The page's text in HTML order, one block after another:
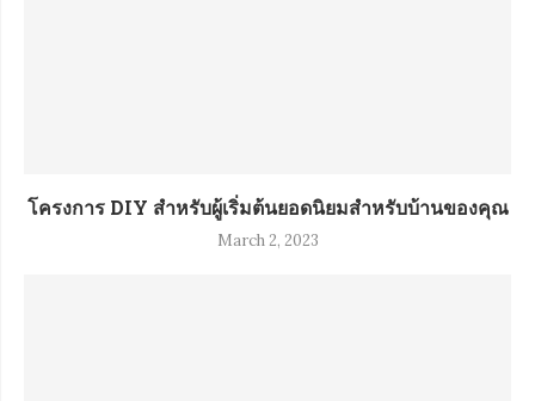
โครงการ DIY สำหรับผู้เริ่มต้นยอดนิยมสำหรับบ้านของคุณ
March 2, 2023